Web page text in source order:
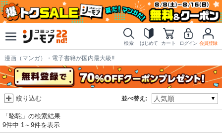
検索 はじめて カート ログイン 会員登録
漫画（マンガ）・電子書籍が国内最大級!!
並べ替え:
絞り込む
「駱駝」の検索結果
9件中 1～9件を表示